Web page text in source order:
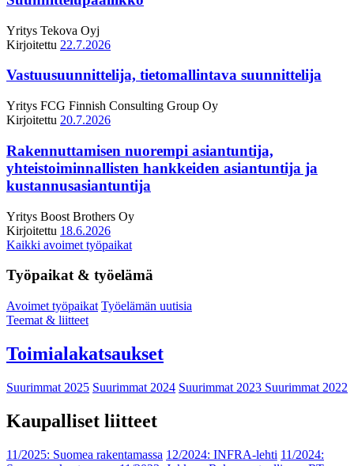
Yritys Tekova Oyj
Kirjoitettu 22.7.2026
Vastuusuunnittelija, tietomallintava suunnittelija
Yritys FCG Finnish Consulting Group Oy
Kirjoitettu 20.7.2026
Rakennuttamisen nuorempi asiantuntija,
yhteistoiminnallisten hankkeiden asiantuntija ja
kustannusasiantuntija
Yritys Boost Brothers Oy
Kirjoitettu 18.6.2026
Kaikki avoimet työpaikat
Työpaikat & työelämä
Avoimet työpaikat Työelämän uutisia
Teemat & liitteet
Toimialakatsaukset
Suurimmat 2025 Suurimmat 2024 Suurimmat 2023 Suurimmat 2022
Kaupalliset liitteet
11/2025: Suomea rakentamassa 12/2024: INFRA-lehti 11/2024: